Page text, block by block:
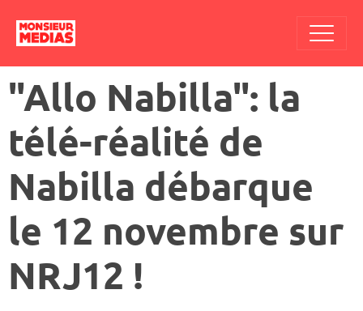
"Allo Nabilla": la
télé-réalité de
Nabilla débarque
le 12 novembre sur
NRJ12 !